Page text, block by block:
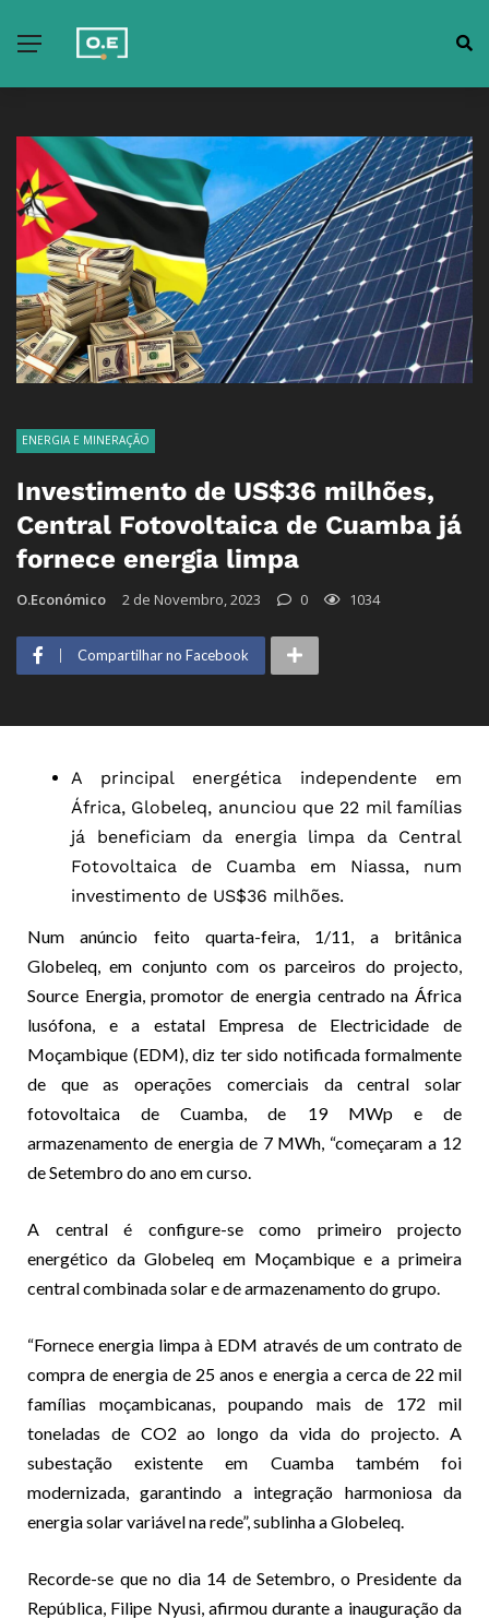
ENERGIA E MINERAÇÃO
Investimento de US$36 milhões,
Central Fotovoltaica de Cuamba já
fornece energia limpa
O.Económico 2 de Novembro, 2023 0 1034
Compartilhar no Facebook
A principal energética independente em
África, Globeleq, anunciou que 22 mil famílias
já beneficiam da energia limpa da Central
Fotovoltaica de Cuamba em Niassa, num
investimento de US$36 milhões.
Num anúncio feito quarta-feira, 1/11, a britânica
Globeleq, em conjunto com os parceiros do projecto,
Source Energia, promotor de energia centrado na África
lusófona, e a estatal Empresa de Electricidade de
Moçambique (EDM), diz ter sido notificada formalmente
de que as operações comerciais da central solar
fotovoltaica de Cuamba, de 19 MWp e de
armazenamento de energia de 7 MWh, “começaram a 12
de Setembro do ano em curso.
A central é configure-se como primeiro projecto
energético da Globeleq em Moçambique e a primeira
central combinada solar e de armazenamento do grupo.
“Fornece energia limpa à EDM através de um contrato de
compra de energia de 25 anos e energia a cerca de 22 mil
famílias moçambicanas, poupando mais de 172 mil
toneladas de CO2 ao longo da vida do projecto. A
subestação existente em Cuamba também foi
modernizada, garantindo a integração harmoniosa da
energia solar variável na rede”, sublinha a Globeleq.
Recorde-se que no dia 14 de Setembro, o Presidente da
República, Filipe Nyusi, afirmou durante a inauguração da